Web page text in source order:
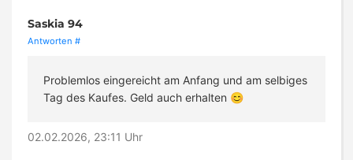
Saskia 94
Antworten #
Problemlos eingereicht am Anfang und am selbiges
Tag des Kaufes. Geld auch erhalten 😊
02.02.2026, 23:11 Uhr